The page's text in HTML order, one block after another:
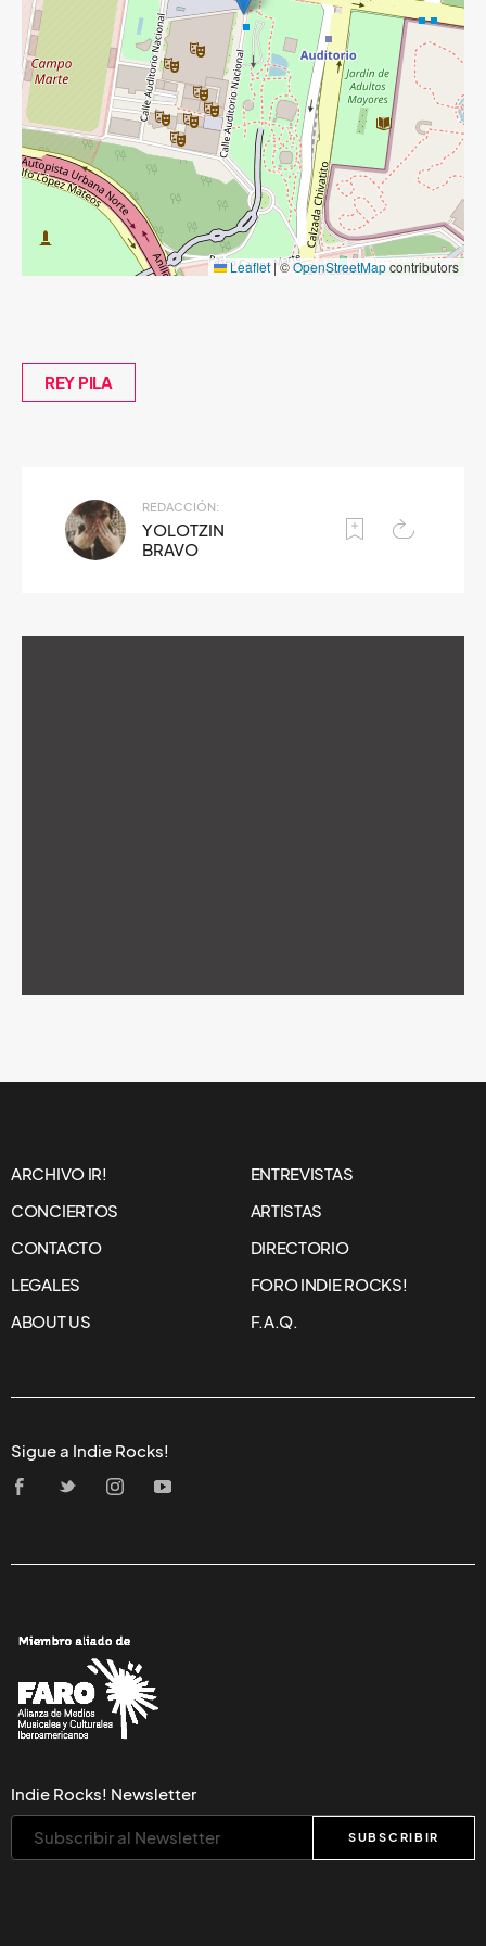
Leaflet |©OpenStreetMapcontributors
REY PILA
REDACCIÓN:
YOLOTZIN
BRAVO
ARCHIVO IR!
ENTREVISTAS
CONCIERTOS
ARTISTAS
CONTACTO
DIRECTORIO
LEGALES
FORO INDIE ROCKS!
ABOUT US
F.A.Q.
Sigue a Indie Rocks!
Indie Rocks! Newsletter